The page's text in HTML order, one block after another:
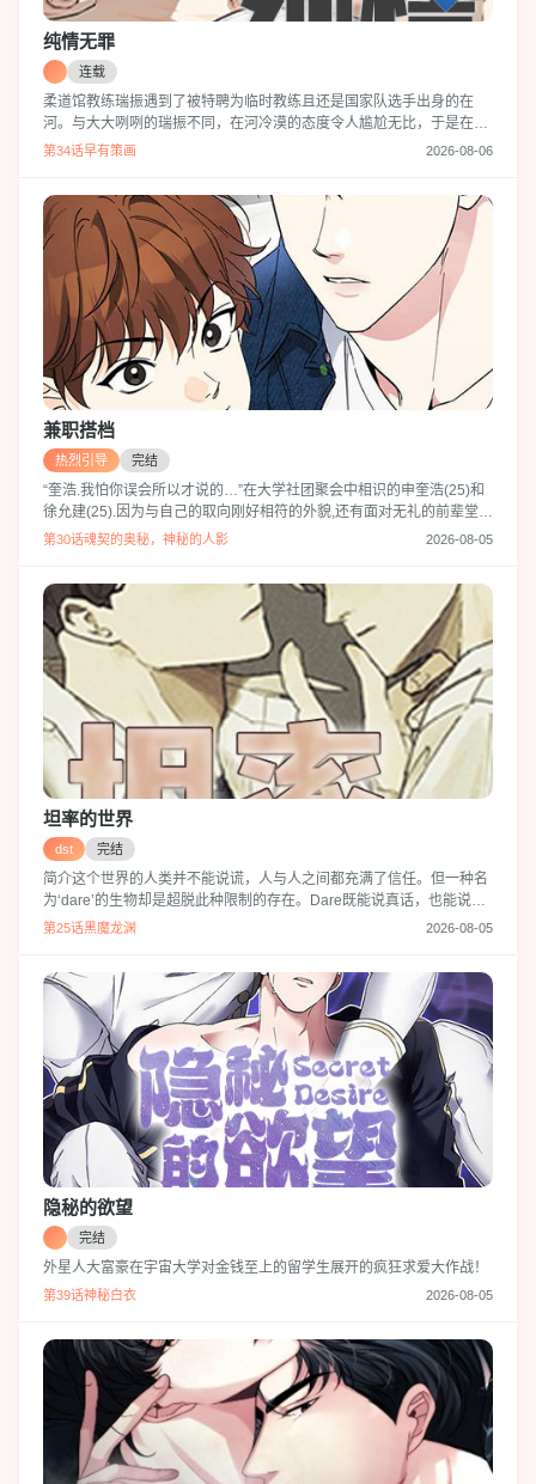
纯情无罪
连载
柔道馆教练瑞振遇到了被特聘为临时教练且还是国家队选手出身的在
河。与大大咧咧的瑞振不同，在河冷漠的态度令人尴尬无比，于是在回
家途中遇到的二人一时冲动便一起去喝了酒...当瑞振中酒醉中醒来的时
第34话早有策画 2026-08-06
兼职搭档
热烈引导 完结
“奎浩.我怕你误会所以才说的…”在大学社团聚会中相识的申奎浩(25)和
徐允建(25).因为与自己的取向刚好相符的外貌,还有面对无礼的前辈堂堂
正正对抗的样子申奎浩对允建产生了好感及怜悯.因此为了保护他不被社
我喜欢的类型.所以…你不要再耍这种花招了.”像晴天霹雳一样的话还有
第30话魂契的奥秘，神秘的人影 2026-08-05
坦率的世界
dst 完结
简介这个世界的人类并不能说谎，人与人之间都充满了信任。但一种名
为‘dare’的生物却是超脱此种限制的存在。Dare既能说真话，也能说假
话。对世间万物提不起一丝兴趣的世继便是其中的一员。可不巧的是，
第25话黑魔龙渊 2026-08-05
隐秘的欲望
完结
外星人大富豪在宇宙大学对金钱至上的留学生展开的疯狂求爱大作战！
第39话神秘白衣 2026-08-05